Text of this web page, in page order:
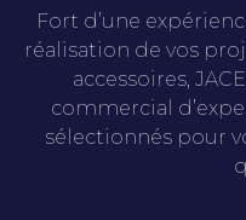
Fort d’une
réalisation de vos
accessoires,
commercial
sélectionnés pour